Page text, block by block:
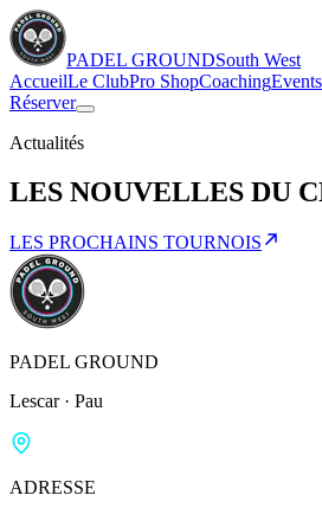
PADEL GROUNDSouth West
AccueilLe ClubPro ShopCoachingEvents
Réserver
Actualités
LES NOUVELLES DU
LES PROCHAINS TOURNOIS
PADEL GROUND
Lescar · Pau
ADRESSE